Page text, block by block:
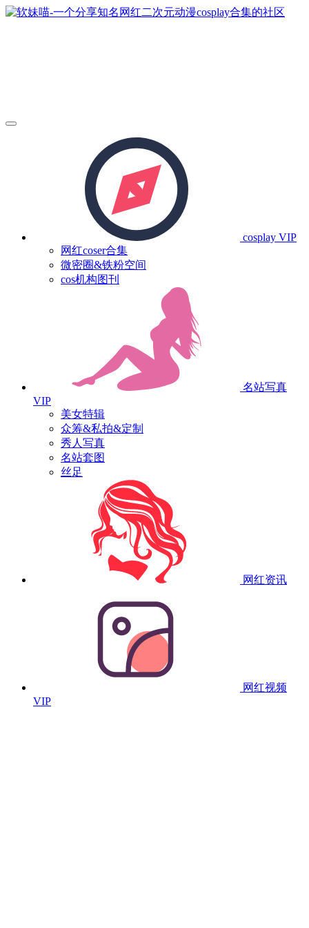
cosplay VIP
网红coser合集
微密圈&铁粉空间
cos机构图刊
名站写真
VIP
美女特辑
众筹&私拍&定制
秀人写真
名站套图
丝足
网红资讯
网红视频
VIP